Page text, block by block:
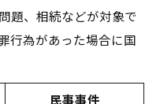
題、相続などが対象で
行為があった場合に国
民事事件